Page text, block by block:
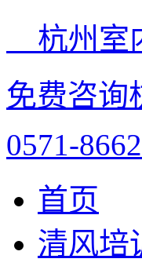
杭州室
免费咨询
0571-
首页
清风培